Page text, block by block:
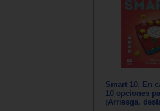
Smart 10. En
10 opciones
¡Arriesga,